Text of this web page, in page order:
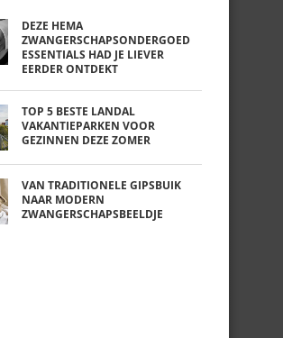
DEZE HEMA
ZWANGERSCHAPSONDERGOED
ESSENTIALS HAD JE LIEVER
EERDER ONTDEKT
TOP 5 BESTE LANDAL
VAKANTIEPARKEN VOOR
GEZINNEN DEZE ZOMER
VAN TRADITIONELE GIPSBUIK
NAAR MODERN
ZWANGERSCHAPSBEELDJE